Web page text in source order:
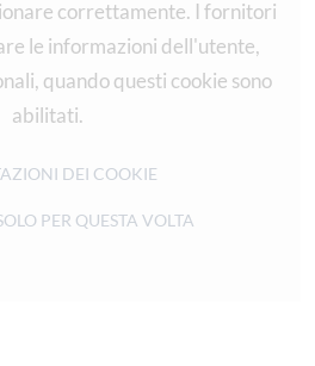
correttamente. I fornitori
le informazioni dell'utente,
quando questi cookie sono
abilitati.
DEI COOKIE
PER QUESTA VOLTA